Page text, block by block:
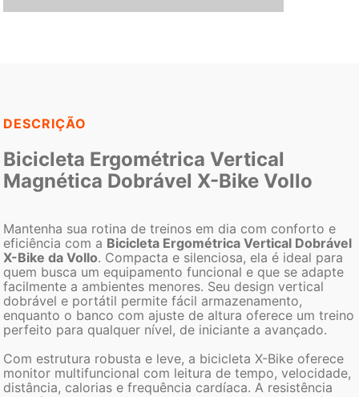
DESCRIÇÃO
Bicicleta Ergométrica Vertical
Magnética Dobrável X-Bike Vollo
Mantenha sua rotina de treinos em dia com conforto e
eficiência com a Bicicleta Ergométrica Vertical Dobrável
X-Bike da Vollo. Compacta e silenciosa, ela é ideal para
quem busca um equipamento funcional e que se adapte
facilmente a ambientes menores. Seu design vertical
dobrável e portátil permite fácil armazenamento,
enquanto o banco com ajuste de altura oferece um treino
perfeito para qualquer nível, de iniciante a avançado.
Com estrutura robusta e leve, a bicicleta X-Bike oferece
monitor multifuncional com leitura de tempo, velocidade,
distância, calorias e frequência cardíaca. A resistência